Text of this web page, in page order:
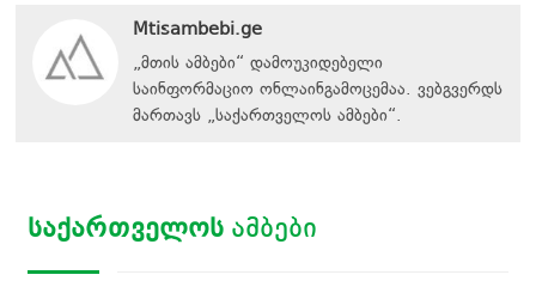
Mtisambebi.ge
„მთის ამბები“ დამოუკიდებელი
საინფორმაციო ონლაინგამოცემაა. ვებგვერდს
მართავს „საქართველოს ამბები“.
ᲡᲐᲥᲐᲠᲗᲕᲔᲚᲝᲡ ᲐᲛᲑᲔᲑᲘ